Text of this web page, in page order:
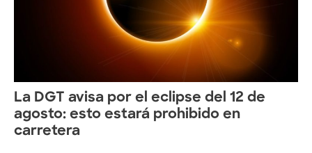
La DGT avisa por el eclipse del 12 de
agosto: esto estará prohibido en
carretera